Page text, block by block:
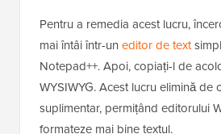
Pentru a remedia acest lucru,
mai întâi într-un editor de text
Notepad++. Apoi, copiați-l de
WYSIWYG. Acest lucru elimină de
suplimentar, permițând editorului
formateze mai bine textul.